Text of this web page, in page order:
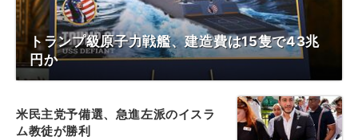
トランプ級原子力戦艦、建造費は15隻で43兆
円か
米民主党予備選、急進左派のイスラ
ム教徒が勝利